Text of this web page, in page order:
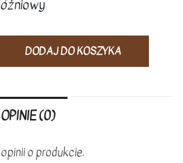
DODAJ DO KOSZYKA
OPINIE (0)
o produkcie.